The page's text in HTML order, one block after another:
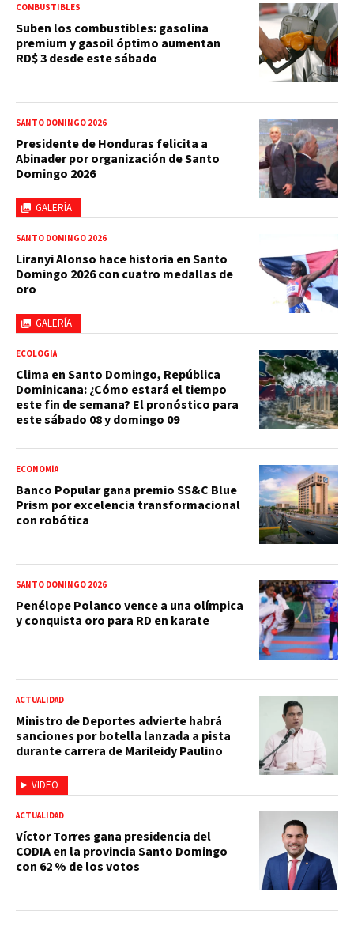
COMBUSTIBLES
Suben los combustibles: gasolina
premium y gasoil óptimo aumentan
RD$ 3 desde este sábado
GALERÍA
SANTO DOMINGO 2026
Presidente de Honduras felicita a
Abinader por organización de Santo
Domingo 2026
GALERÍA
SANTO DOMINGO 2026
Liranyi Alonso hace historia en Santo
Domingo 2026 con cuatro medallas de
oro
ECOLOGÍA
Clima en Santo Domingo, República
Dominicana: ¿Cómo estará el tiempo
este fin de semana? El pronóstico para
este sábado 08 y domingo 09
ECONOMÍA
Banco Popular gana premio SS&C Blue
Prism por excelencia transformacional
con robótica
SANTO DOMINGO 2026
Penélope Polanco vence a una olímpica
y conquista oro para RD en karate
VIDEO
ACTUALIDAD
Ministro de Deportes advierte habrá
sanciones por botella lanzada a pista
durante carrera de Marileidy Paulino
ACTUALIDAD
Víctor Torres gana presidencia del
CODIA en la provincia Santo Domingo
con 62 % de los votos